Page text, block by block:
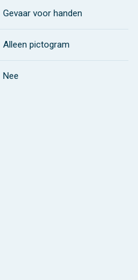
Gevaar voor handen
Alleen pictogram
Nee